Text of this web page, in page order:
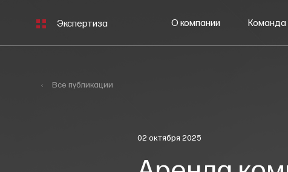
Экспертиза О компании Команда
Все публикации
02 октября 2025